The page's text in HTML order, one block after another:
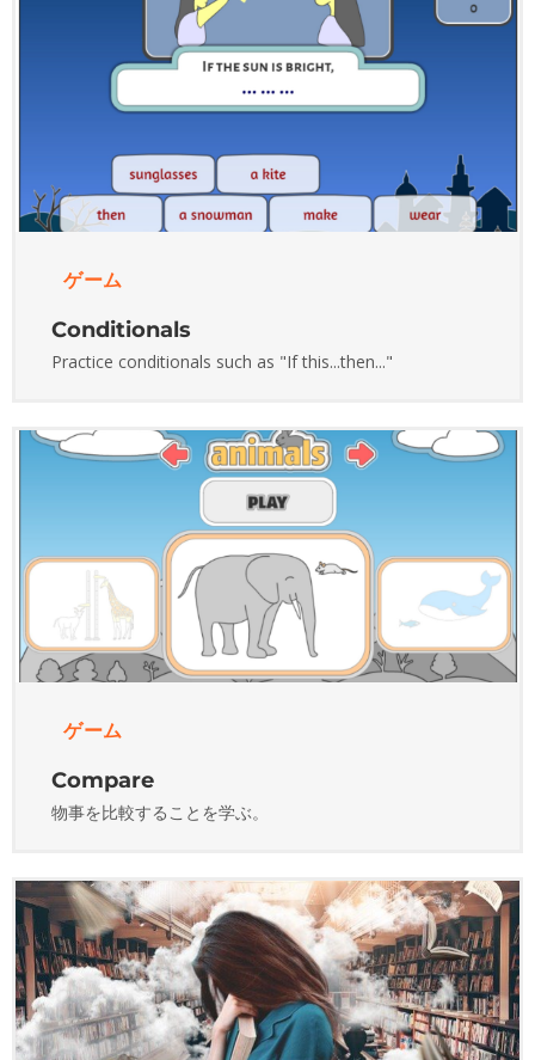
ゲーム
Conditionals
Practice conditionals such as "If this...then..."
ゲーム
Compare
物事を比較することを学ぶ。